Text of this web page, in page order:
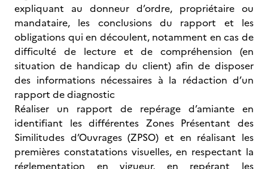
expliquant au donneur d’ordre, propriétaire ou
mandataire, les conclusions du rapport et les
obligations qui en découlent, notamment en cas de
difficulté de lecture et de compréhension (en
situation de handicap du client) afin de disposer
des informations nécessaires à la rédaction d’un
rapport de diagnostic
Réaliser un rapport de repérage d’amiante en
identifiant les différentes Zones Présentant des
Similitudes d’Ouvrages (ZPSO) et en réalisant les
premières constatations visuelles, en respectant la
réglementation en vigueur, en repérant les